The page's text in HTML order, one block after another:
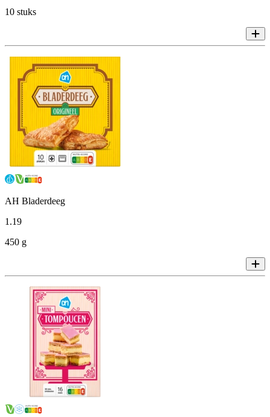
10 stuks
AH Bladerdeeg
1.19
450 g